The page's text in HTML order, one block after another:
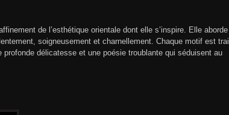
de l’esthétique orientale dont elle s’inspire. Elle
soigneusement et charnellement. Chaque motif est
délicatesse et une poésie troublante qui séduisent au